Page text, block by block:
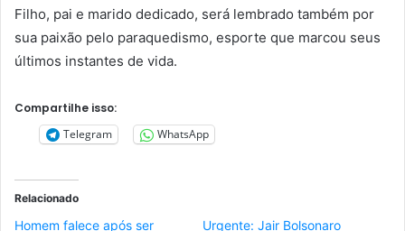
Filho, pai e marido dedicado, será lembrado também por
sua paixão pelo paraquedismo, esporte que marcou seus
últimos instantes de vida.
Compartilhe isso:
Telegram
WhatsApp
Relacionado
Homem falece após ser
Urgente: Jair Bolsonaro